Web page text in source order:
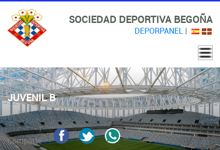
SOCIEDAD DEPORTIVA BEGOÑA
DEPORPANEL |
JUVENIL B
Comparte